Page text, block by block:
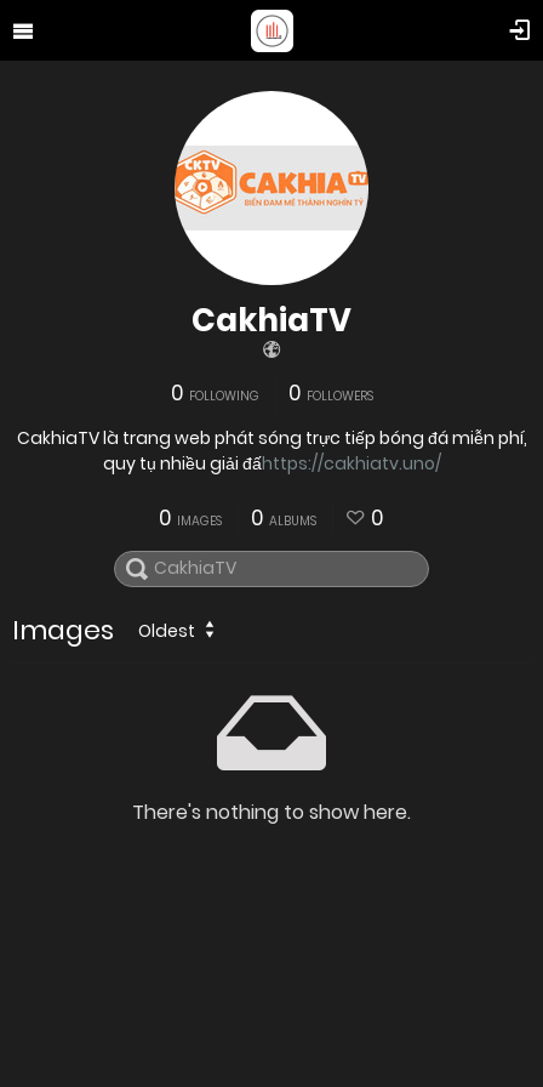
CakhiaTV
0 FOLLOWING 0 FOLLOWERS
CakhiaTV là trang web phát sóng trực tiếp bóng đá miễn phí,
quy tụ nhiều giải đấhttps://cakhiatv.uno/
0 IMAGES 0 ALBUMS 0
Images Oldest
There's nothing to show here.